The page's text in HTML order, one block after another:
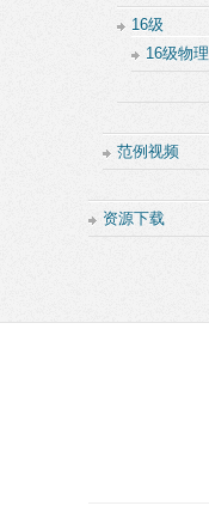
16级
16级物理
范例视频
资源下载